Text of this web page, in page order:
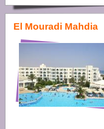
El Mouradi Mahdia